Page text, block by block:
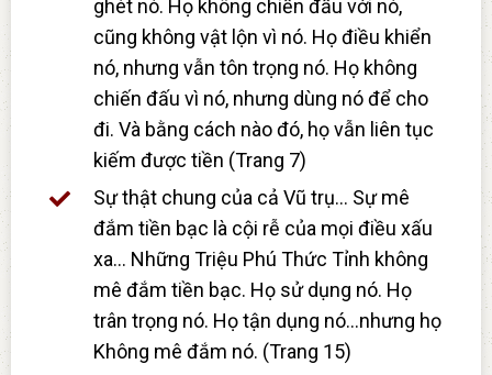
ghét nó. Họ không chiến đấu với nó,
cũng không vật lộn vì nó. Họ điều khiển
nó, nhưng vẫn tôn trọng nó. Họ không
chiến đấu vì nó, nhưng dùng nó để cho
đi. Và bằng cách nào đó, họ vẫn liên tục
kiếm được tiền (Trang 7)
Sự thật chung của cả Vũ trụ… Sự mê
đắm tiền bạc là cội rễ của mọi điều xấu
xa… Những Triệu Phú Thức Tỉnh không
mê đắm tiền bạc. Họ sử dụng nó. Họ
trân trọng nó. Họ tận dụng nó…nhưng họ
Không mê đắm nó. (Trang 15)